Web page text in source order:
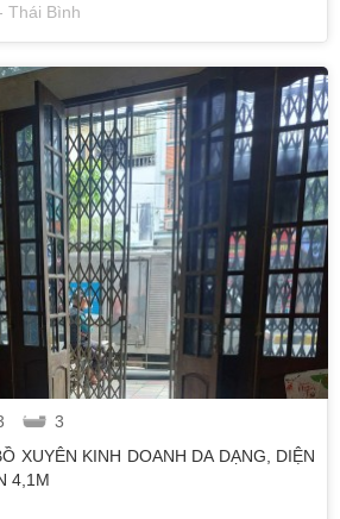
Thái Bình
3
XUYÊN KINH DOANH DA DẠNG, DIỆN
4,1M